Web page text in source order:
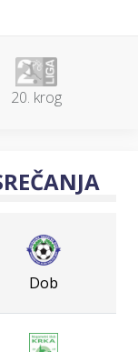
20. krog
Dob